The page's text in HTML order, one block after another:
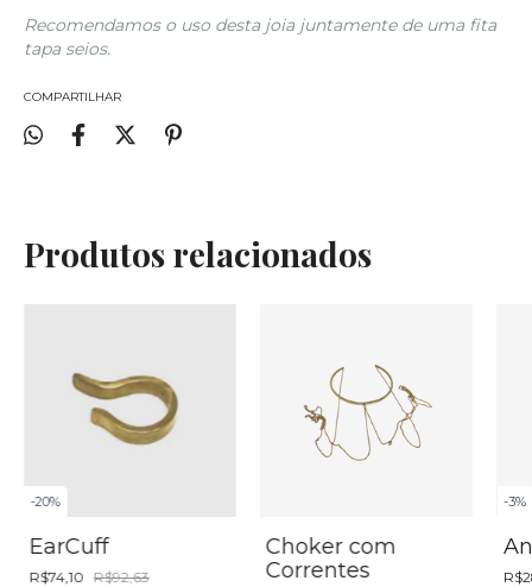
Recomendamos o uso desta joia juntamente de uma fita
tapa seios.
COMPARTILHAR
Produtos relacionados
-20%
EarCuff
R$74,10 R$92,63
Choker com
Correntes
-3%